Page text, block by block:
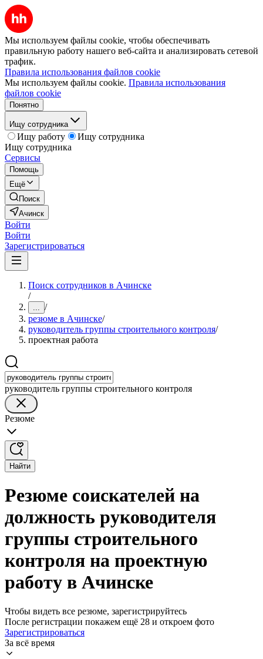
Мы используем файлы cookie, чтобы обеспечивать
правильную работу нашего веб-сайта и анализировать сетевой
трафик.
Правила использования файлов cookie
Мы используем файлы cookie. Правила использования
файлов cookie
Понятно
Ищу сотрудника
Ищу работу
Ищу сотрудника
Ищу сотрудника
Сервисы
Помощь
Ещё
Поиск
Ачинск
Войти
Войти
Зарегистрироваться
Поиск сотрудников в Ачинске
/
... /
резюме в Ачинске/
руководитель группы строительного контроля/
проектная работа
руководитель группы строительного контроля
Резюме
Найти
Резюме соискателей на
должность руководителя
группы строительного
контроля на проектную
работу в Ачинске
Чтобы видеть все резюме, зарегистрируйтесь
После регистрации покажем ещё 28 и откроем фото
Зарегистрироваться
За всё время